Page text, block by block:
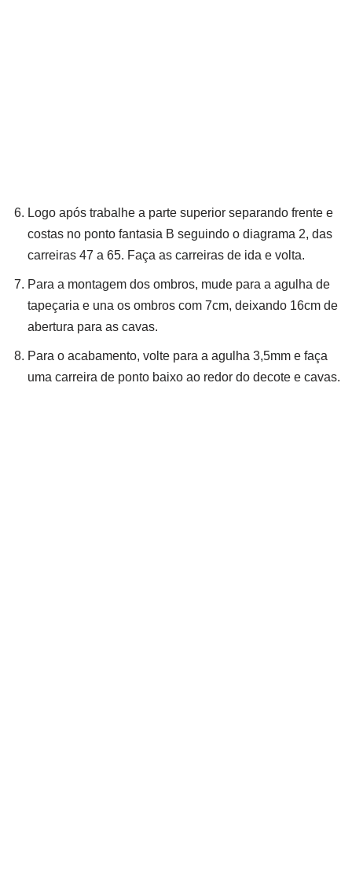
Logo após trabalhe a parte superior separando frente e
costas no ponto fantasia B seguindo o diagrama 2, das
carreiras 47 a 65. Faça as carreiras de ida e volta.
Para a montagem dos ombros, mude para a agulha de
tapeçaria e una os ombros com 7cm, deixando 16cm de
abertura para as cavas.
Para o acabamento, volte para a agulha 3,5mm e faça
uma carreira de ponto baixo ao redor do decote e cavas.